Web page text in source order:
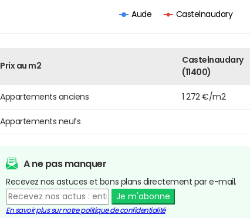
Aude Castelnaudary
Prix au m2
Castelnaudary
(11400)
Appartements anciens 1 272 €/m2
Appartements neufs
A ne pas manquer
Recevez nos astuces et bons plans directement par e-mail.
Je m'abonne
En savoir plus sur notre politique de confidentialité